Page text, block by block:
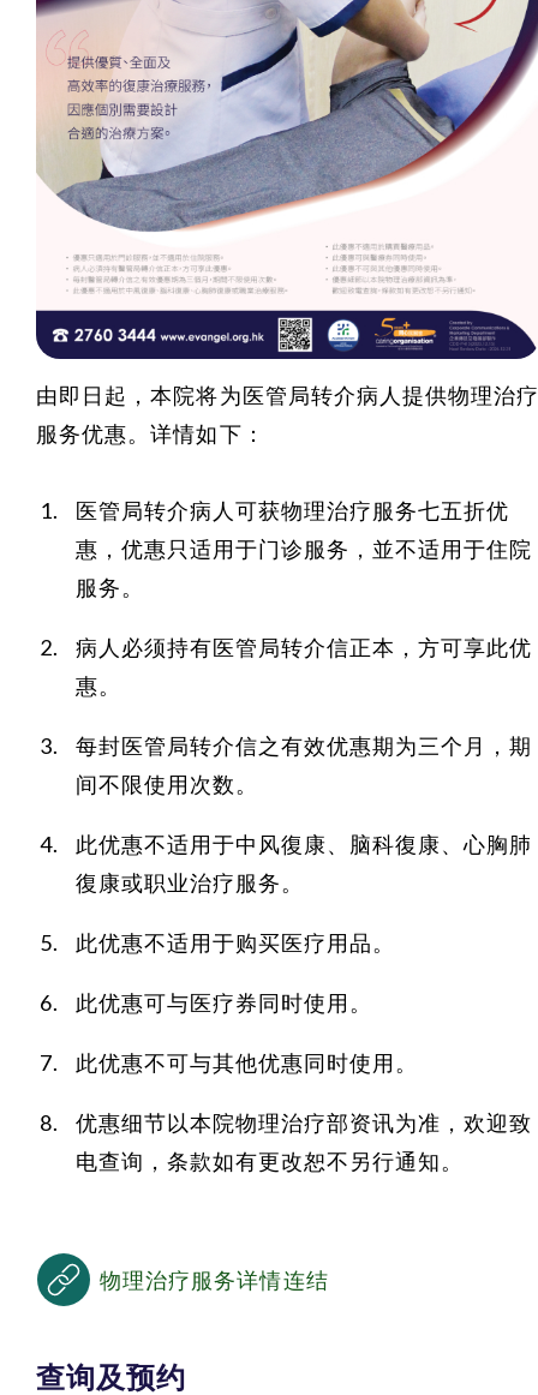
由即日起，本院将为医管局转介病人提供物理治
服务优惠。详情如下：
医管局转介病人可获物理治疗服务七五折优
惠，优惠只适用于门诊服务，並不适用于住院
服务。
病人必须持有医管局转介信正本，方可享此优
惠。
每封医管局转介信之有效优惠期为三个月，期
间不限使用次数。
此优惠不适用于中风復康、脑科復康、心胸肺
復康或职业治疗服务。
此优惠不适用于购买医疗用品。
此优惠可与医疗券同时使用。
此优惠不可与其他优惠同时使用。
优惠细节以本院物理治疗部资讯为准，欢迎致
电查询，条款如有更改恕不另行通知。
物理治疗服务详情连结
查询及预约